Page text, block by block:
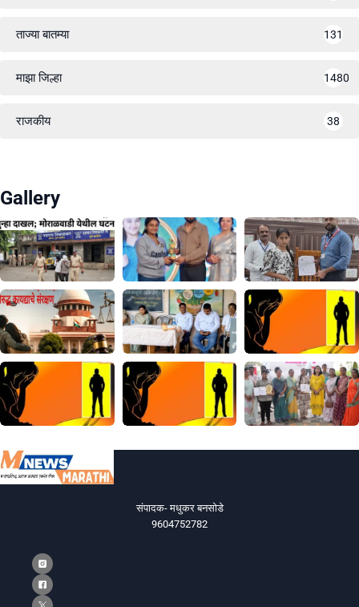
ताज्या बातम्या 131
माझा जिल्हा 1480
राजकीय 38
Gallery
संपादक- मधुकर बनसोडे
9604752782